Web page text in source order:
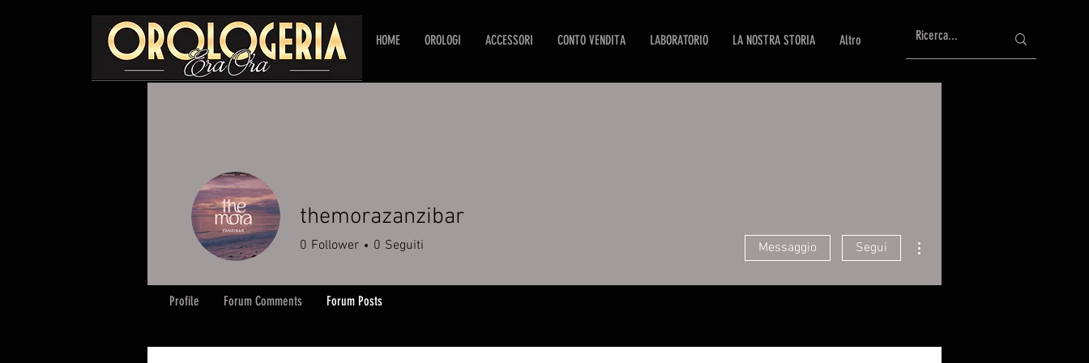
HOME OROLOGI ACCESSORI CONTO VENDITA LABORATORIO LA NOSTRA STORIA Altro
themorazanzibar
0 Follower 0 Seguiti Messaggio Segui
Profile Forum Comments Forum Posts